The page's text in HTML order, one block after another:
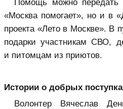
Помощь можно передать
«Москва помогает», но и в
проекта «Лето в Москве». В
подарки участникам СВО,
и питомцам из приютов.
Истории о добрых
Волонтер Вячеслав